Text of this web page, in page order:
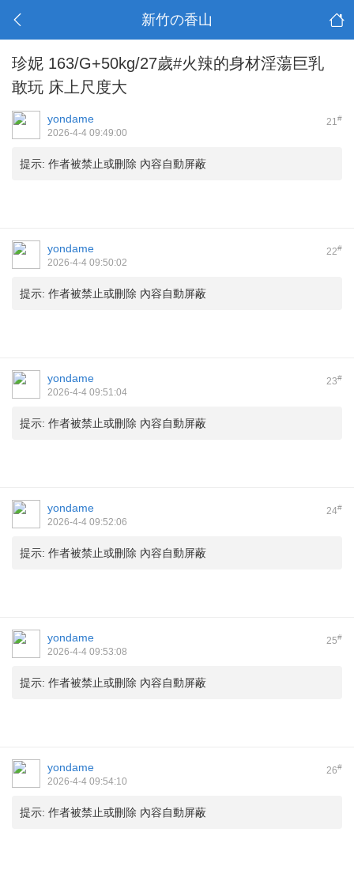
新竹の香山
珍妮 163/G+50kg/27歲#火辣的身材淫蕩巨乳
敢玩 床上尺度大
21#
yondame
2026-4-4 09:49:00
提示: 作者被禁止或刪除 內容自動屏蔽
22#
yondame
2026-4-4 09:50:02
提示: 作者被禁止或刪除 內容自動屏蔽
23#
yondame
2026-4-4 09:51:04
提示: 作者被禁止或刪除 內容自動屏蔽
24#
yondame
2026-4-4 09:52:06
提示: 作者被禁止或刪除 內容自動屏蔽
25#
yondame
2026-4-4 09:53:08
提示: 作者被禁止或刪除 內容自動屏蔽
26#
yondame
2026-4-4 09:54:10
提示: 作者被禁止或刪除 內容自動屏蔽